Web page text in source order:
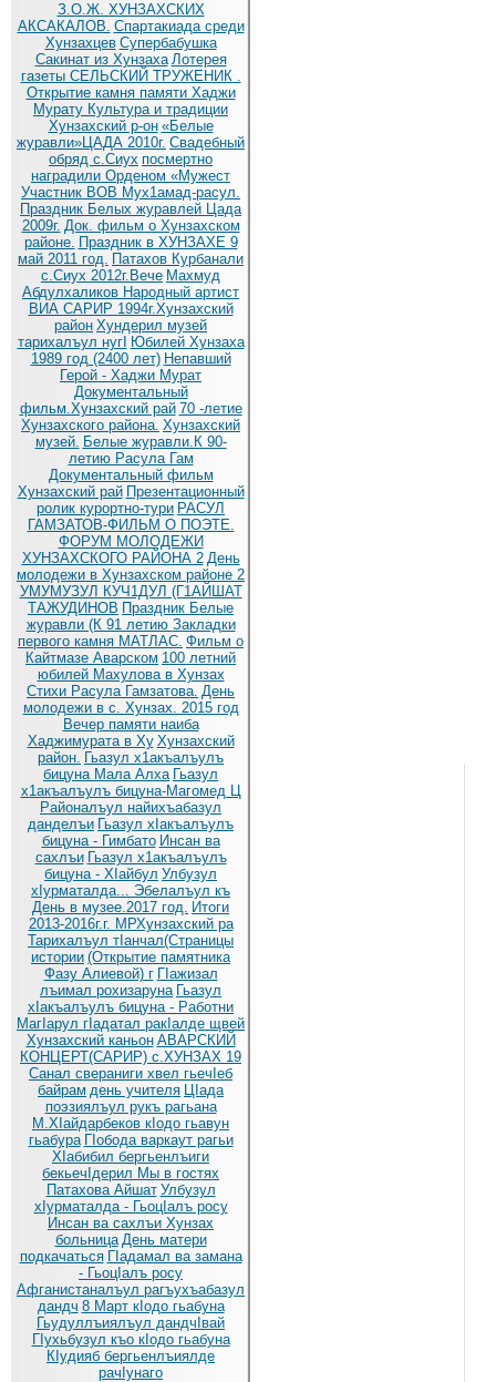
З.О.Ж. ХУНЗАХСКИХ
АКСАКАЛОВ. Спартакиада среди
Хунзахцев Супербабушка
Сакинат из Хунзаха Лотерея
газеты СЕЛЬСКИЙ ТРУЖЕНИК .
Открытие камня памяти Хаджи
Мурату Культура и традиции
Хунзахский р-он «Белые
журавли»ЦАДА 2010г. Cвадебный
обряд c.Сиух посмертно
наградили Орденом «Мужест
Участник ВОВ Мух1амад-расул.
Праздник Белых журавлей Цада
2009г. Док. фильм о Хунзахском
районе. Праздник в ХУНЗАХЕ 9
май 2011 год. Патахов Курбанали
с.Сиух 2012г.Вече Махмуд
Абдулхаликов Народный артист
ВИА САРИР 1994г.Хунзахский
район Хундерил музей
тарихалъул нугI Юбилей Хунзаха
1989 год (2400 лет) Непавший
Герой - Хаджи Мурат
Документальный
фильм.Хунзахский рай 70 -летие
Хунзахского района. Хунзахский
музей. Белые журавли.К 90-
летию Расула Гам
Документальный фильм
Хунзахский рай Презентационный
ролик курортно-тури РАСУЛ
ГАМЗАТОВ-ФИЛЬМ О ПОЭТЕ.
ФОРУМ МОЛОДЕЖИ
ХУНЗАХСКОГО РАЙОНА 2 День
молодежи в Хунзахском районе 2
УМУМУЗУЛ КУЧ1ДУЛ (Г1АЙШАТ
ТАЖУДИНОВ Праздник Белые
журавли (К 91 летию Закладки
первого камня МАТЛАС. Фильм о
Кайтмазе Аварском 100 летний
юбилей Махулова в Хунзах
Стихи Расула Гамзатова. День
молодежи в с. Хунзах. 2015 год
Вечер памяти наиба
Хаджимурата в Ху Хунзахский
район. Гьазул х1акъалъулъ
бицуна Мала Алха Гьазул
х1акъалъулъ бицуна-Магомед Ц
Районалъул найихъабазул
данделъи Гьазул хIакъалъулъ
бицуна - Гимбато Инсан ва
сахлъи Гьазул х1акъалъулъ
бицуна - ХIайбул Улбузул
хIурматалда... Эбелалъул къ
День в музее.2017 год. Итоги
2013-2016г.г. МРХунзахский ра
Тарихалъул тIанчал(Страницы
истории (Открытие памятника
Фазу Алиевой) г ГIажизал
лъимал рохизаруна Гьазул
хIакъалъулъ бицуна - Работни
МагIарул гIадатал ракIалде щвей
Хунзахский каньон АВАРСКИЙ
КОНЦЕРТ(САРИР) с.ХУНЗАХ 19
Санал свераниги хвел гьечIеб
байрам день учителя ЦIада
поэзиялъул рукъ рагьана
М.ХIайдарбеков кIодо гьавун
гьабура ГIобода варкаут рагьи
ХIабибил бергьенлъиги
бекьечIдерил Мы в гостях
Патахова Айшат Улбузул
хIурматалда - ГьоцIалъ росу
Инсан ва сахлъи Хунзах
больница День матери
подкачаться ГIадамал ва замана
- ГьоцIалъ росу
Афганистаналъул рагъухъабазул
дандч 8 Март кIодо гьабуна
Гьудуллъиялъул дандчIвай
ГIухьбузул къо кIодо гьабуна
КIудияб бергьенлъиялде
рачIунаго